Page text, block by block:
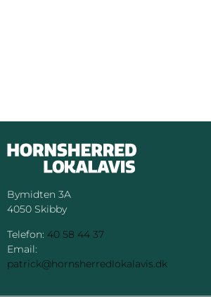
Bymidten 3A
4050 Skibby
Telefon: 40 58 44 37
Email:
patrick@hornsherredlokalavis.dk